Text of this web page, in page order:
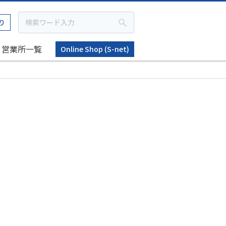
営業所一覧
Online Shop (S-net)